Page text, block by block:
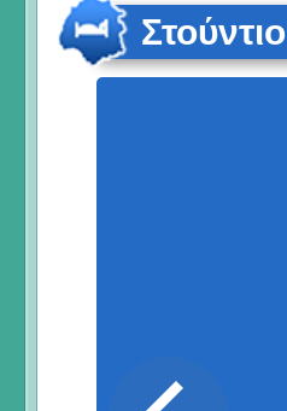
Στούντιο